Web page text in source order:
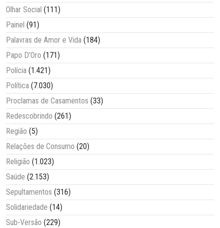
Olhar Social (111)
Painel (91)
Palavras de Amor e Vida (184)
Papo D'Oro (171)
Polícia (1.421)
Política (7.030)
Proclamas de Casamentos (33)
Redescobrindo (261)
Região (5)
Relações de Consumo (20)
Religião (1.023)
Saúde (2.153)
Sepultamentos (316)
Solidariedade (14)
Sub-Versão (229)